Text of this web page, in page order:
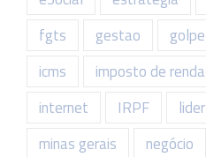
fgts
gestao golpe
icms
imposto de renda
internet
IRPF lider
minas gerais
negócio